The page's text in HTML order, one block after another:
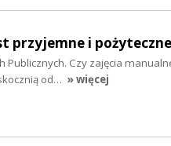
przyjemne i pożyteczne
Publicznych. Czy zajęcia
od… » więcej